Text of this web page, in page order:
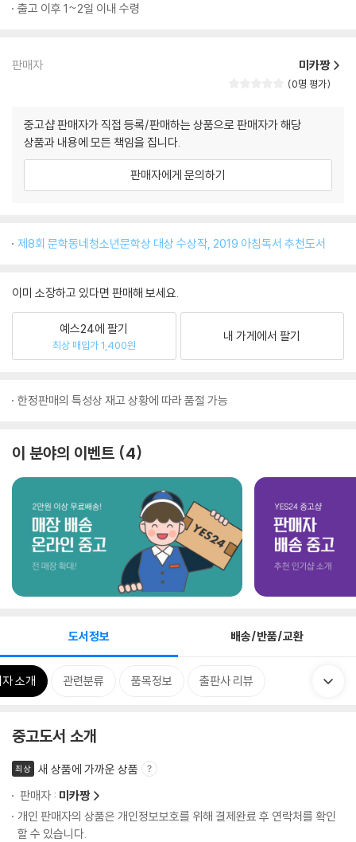
출고 이후 1~2일 이내 수령
판매자 미카짱
0명 평가
중고샵 판매자가 직접 등록/판매하는 상품으로 판매자가 해당
상품과 내용에 모든 책임을 집니다.
판매자에게 문의하기
제8회 문학동네청소년문학상 대상 수상작, 2019 아침독서 추천도서
이미 소장하고 있다면 판매해 보세요.
예스24에 팔기
최상 매입가 1,400원
내 가게에서 팔기
한정판매의 특성상 재고 상황에 따라 품절 가능
이 분야의 이벤트 4
도서정보 배송/반품/교환
소개 관련분류 품목정보 출판사 리뷰
중고도서 소개
최상
새 상품에 가까운 상품
판매자 : 미카짱
개인 판매자의 상품은 개인정보보호를 위해 결제완료 후 연락처를 확인
할 수 있습니다.